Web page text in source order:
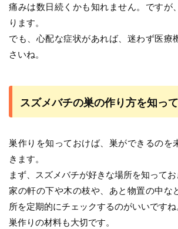
痛みは数日続くかも知れません。ですが
ります。
でも、心配な症状があれば、迷わず医療
さいね。
スズメバチの巣の作り方を知っ
巣作りを知っておけば、巣ができるのを
きます。
まず、スズメバチが好きな場所を知ってお
家の軒の下や木の枝や、あと物置の中な
所を定期的にチェックするのがいいですね
巣作りの材料も大切です。